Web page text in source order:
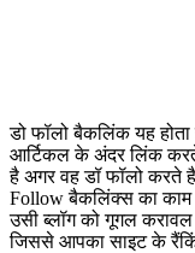
डो फॉलो बैकलिंक यह
आर्टिकल के अंदर लिंक
है अगर वह डॉ फॉलो करते
Follow बैकलिंक्स का काम
उसी ब्लॉग को गूगल
जिससे आपका साइट के